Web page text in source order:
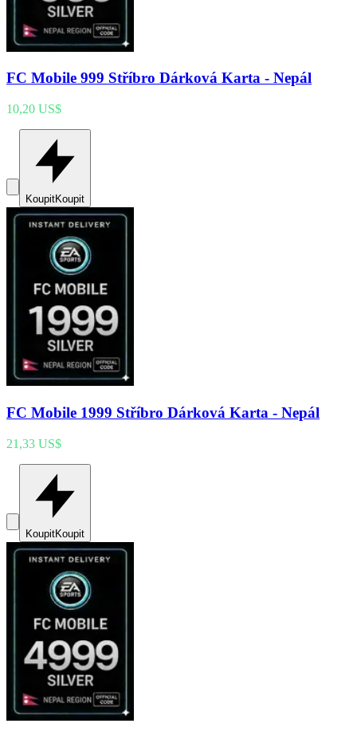
FC Mobile 999 Stříbro Dárková Karta - Nepál
10,20 US$
KoupitKoupit
FC Mobile 1999 Stříbro Dárková Karta - Nepál
21,33 US$
KoupitKoupit